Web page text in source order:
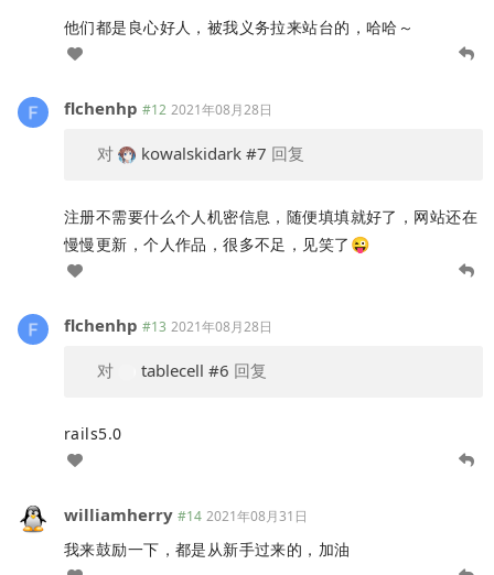
他们都是良心好人，被我义务拉来站台的，哈哈～
flchenhp #12 2021年08月28日
对 kowalskidark #7 回复
注册不需要什么个人机密信息，随便填填就好了，网站还在
慢慢更新，个人作品，很多不足，见笑了😜
flchenhp #13 2021年08月28日
对 tablecell #6 回复
rails5.0
williamherry #14 2021年08月31日
我来鼓励一下，都是从新手过来的，加油